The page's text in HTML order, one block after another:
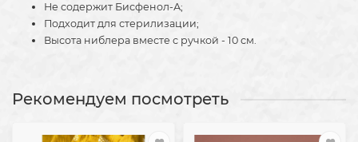
Не содержит Бисфенол-А;
Подходит для стерилизации;
Высота ниблера вместе с ручкой - 10 см.
Рекомендуем посмотреть